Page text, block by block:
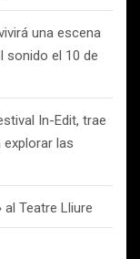
una escena
sonido el 10 de
In-Edit, trae
las
Teatre Lliure